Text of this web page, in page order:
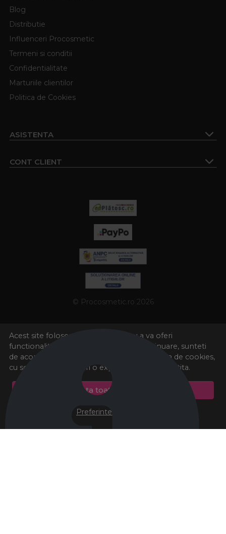
Acest site foloseste cookies pentru a va oferi
functionalitatea dorita. Navigand in continuare, sunteti
de acord cu
si cu plasarea de cookies,
cu scopul de a va oferi o experienta imbunatatita.
Accepta toate cookie-urile
Preferinte cookie-uri
Blog
Distributie
Influenceri Procosmetic
Termeni si conditii
Confidentialitate
Marturiile clientilor
Politica de Cookies
ASISTENTA
CONT CLIENT
© Procosmetic.ro 2026